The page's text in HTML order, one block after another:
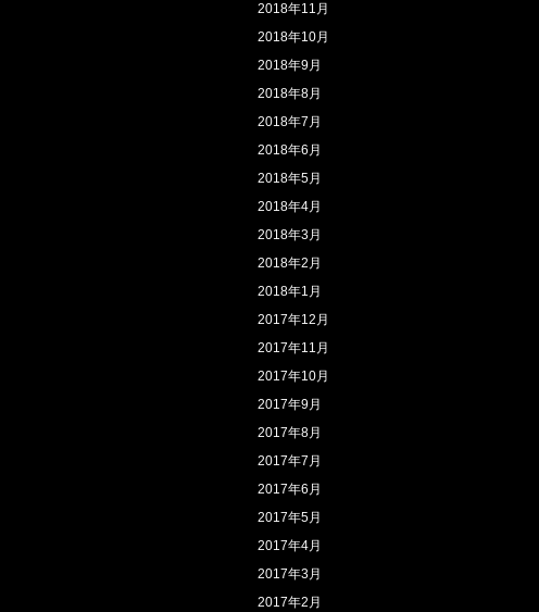
2018年11月
2018年10月
2018年9月
2018年8月
2018年7月
2018年6月
2018年5月
2018年4月
2018年3月
2018年2月
2018年1月
2017年12月
2017年11月
2017年10月
2017年9月
2017年8月
2017年7月
2017年6月
2017年5月
2017年4月
2017年3月
2017年2月